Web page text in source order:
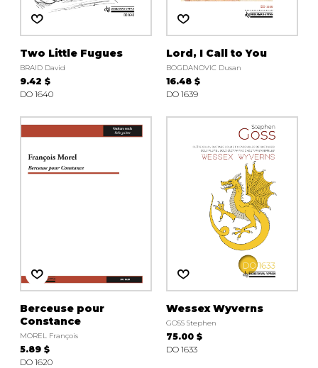
Two Little Fugues
BRAID David
9.42 $
DO 1640
Lord, I Call to You
BOGDANOVIC Dusan
16.48 $
DO 1639
Berceuse pour
Constance
MOREL François
5.89 $
DO 1620
Wessex Wyverns
GOSS Stephen
75.00 $
DO 1633